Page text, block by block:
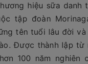
hiệu sữa danh
tập đoàn
tên tuổi lâu đời
Được thành lập từ
100 năm nghiên